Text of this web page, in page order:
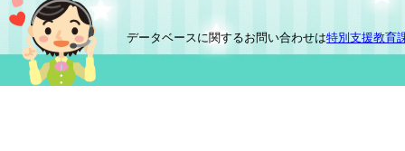
データベースに関するお問い合わせは特別支援教育